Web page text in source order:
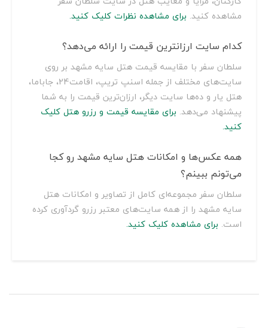
مشاهده کنید. برای مشاهده نظرات کلیک کنید.
کدام سایت ارزانترین قیمت را ارائه می‌دهد؟
سلطان سفر با مقایسه قیمت هتل سایه مشهد بر روی
سایت‌های مختلف از جمله اسنپ تریپ، اقامت24، جاباما،
هتل یار و ده‌ها سایت دیگر، ارزان‌ترین قیمت را به شما
پیشنهاد می‌دهد. برای مقایسه قیمت و رزرو هتل کلیک
کنید.
همه عکس‌ها و امکانات هتل سایه مشهد رو کجا
می‌تونم ببینم؟
سلطان سفر مجموعه‌ای کامل از تصاویر و امکانات هتل
سایه مشهد را از همه سایت‌های معتبر رزرو گردآوری کرده
است. برای مشاهده کلیک کنید.